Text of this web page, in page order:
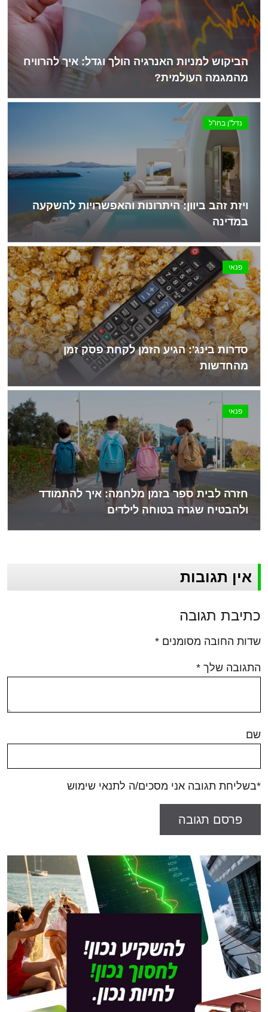
הביקוש למניות האנרגיה הולך וגדל: איך להרוויח
מהמגמה העולמית?
נדל"ן בחו"ל
ויזת זהב ביוון: היתרונות והאפשרויות להשקעה
במדינה
פנאי
סדרות בינג': הגיע הזמן לקחת פסק זמן
מהחדשות
פנאי
חזרה לבית ספר בזמן מלחמה: איך להתמודד
ולהבטיח שגרה בטוחה לילדים
אין תגובות
כתיבת תגובה
שדות החובה מסומנים *
התגובה שלך *
שם
*בשליחת תגובה אני מסכים/ה לתנאי שימוש